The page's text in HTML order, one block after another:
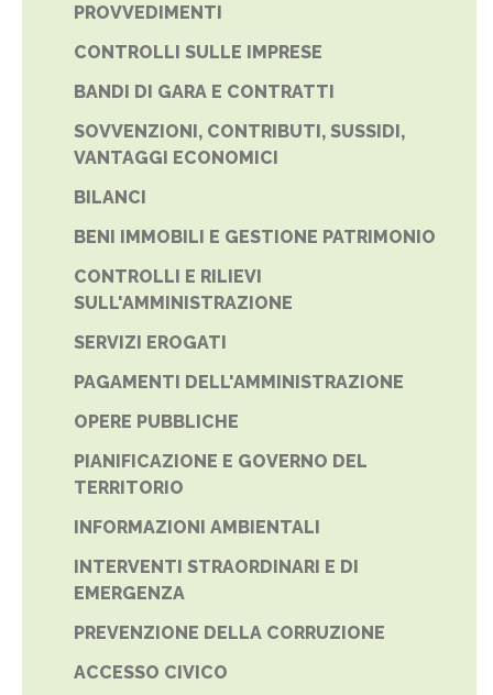
PROVVEDIMENTI
CONTROLLI SULLE IMPRESE
BANDI DI GARA E CONTRATTI
SOVVENZIONI, CONTRIBUTI, SUSSIDI,
VANTAGGI ECONOMICI
BILANCI
BENI IMMOBILI E GESTIONE PATRIMONIO
CONTROLLI E RILIEVI
SULL'AMMINISTRAZIONE
SERVIZI EROGATI
PAGAMENTI DELL'AMMINISTRAZIONE
OPERE PUBBLICHE
PIANIFICAZIONE E GOVERNO DEL
TERRITORIO
INFORMAZIONI AMBIENTALI
INTERVENTI STRAORDINARI E DI
EMERGENZA
PREVENZIONE DELLA CORRUZIONE
ACCESSO CIVICO